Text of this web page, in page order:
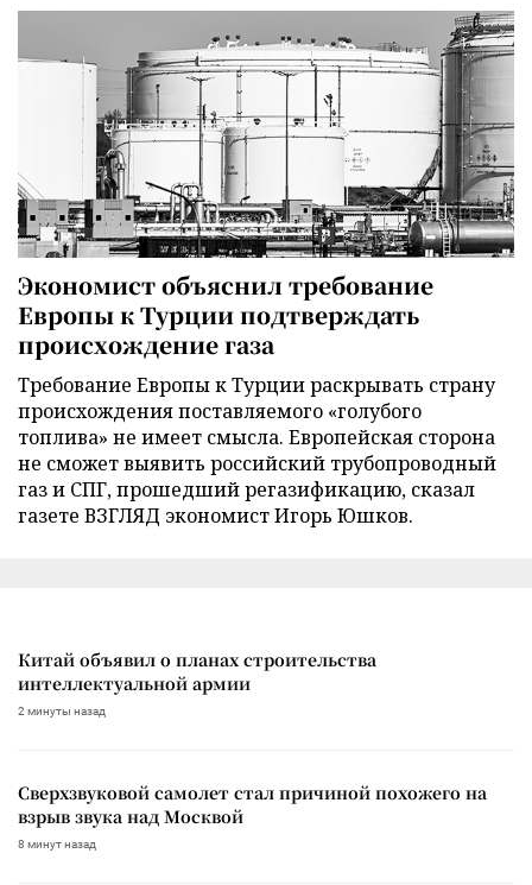
Экономист объяснил требование
Европы к Турции подтверждать
происхождение газа
Требование Европы к Турции раскрывать страну
происхождения поставляемого «голубого
топлива» не имеет смысла. Европейская сторона
не сможет выявить российский трубопроводный
газ и СПГ, прошедший регазификацию, сказал
газете ВЗГЛЯД экономист Игорь Юшков.
Китай объявил о планах строительства
интеллектуальной армии
2 минуты назад
Сверхзвуковой самолет стал причиной похожего на
взрыв звука над Москвой
8 минут назад